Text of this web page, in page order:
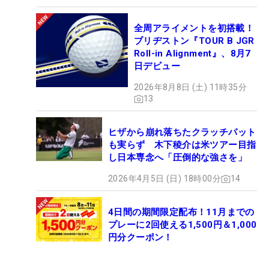
全周アライメントを初搭載！
ブリヂストン『TOUR B JGR
Roll-in Alignment』、8月7
日デビュー
2026年8月8日 (土) 11時35分
13
ヒザから崩れ落ちたクラッチパット
も実らず 木下稜介は米ツアー目指
し日本専念へ「圧倒的な強さを」
2026年4月5日 (日) 18時00分 14
4日間の期間限定配布！11月までの
プレーに2回使える1,500円＆1,000
円分クーポン！